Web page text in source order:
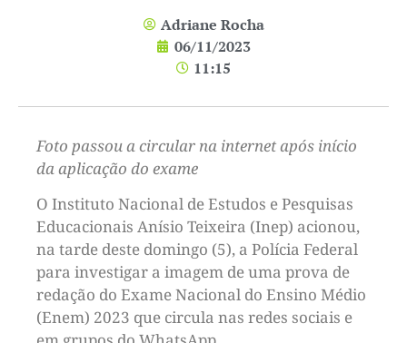
Adriane Rocha
06/11/2023
11:15
Foto passou a circular na internet após início
da aplicação do exame
O Instituto Nacional de Estudos e Pesquisas
Educacionais Anísio Teixeira (Inep) acionou,
na tarde deste domingo (5), a Polícia Federal
para investigar a imagem de uma prova de
redação do Exame Nacional do Ensino Médio
(Enem) 2023 que circula nas redes sociais e